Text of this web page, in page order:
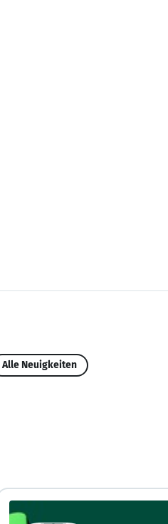
Alle Neuigkeiten